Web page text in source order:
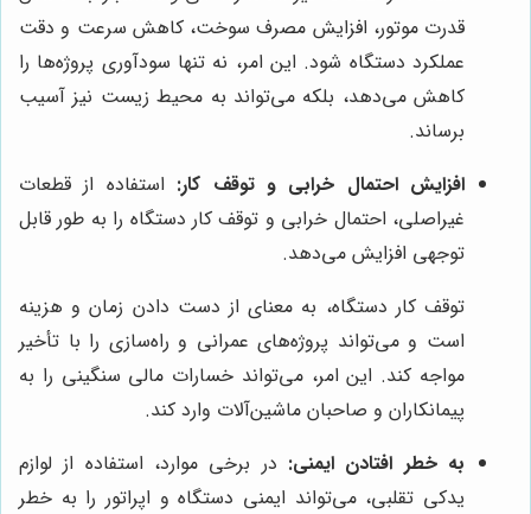
قدرت موتور، افزایش مصرف سوخت، کاهش سرعت و دقت
عملکرد دستگاه شود. این امر، نه تنها سودآوری پروژه‌ها را
کاهش می‌دهد، بلکه می‌تواند به محیط زیست نیز آسیب
برساند.
افزایش احتمال خرابی و توقف کار: استفاده از قطعات
غیراصلی، احتمال خرابی و توقف کار دستگاه را به طور قابل
توجهی افزایش می‌دهد.
توقف کار دستگاه، به معنای از دست دادن زمان و هزینه
است و می‌تواند پروژه‌های عمرانی و راه‌سازی را با تأخیر
مواجه کند. این امر، می‌تواند خسارات مالی سنگینی را به
پیمانکاران و صاحبان ماشین‌آلات وارد کند.
به خطر افتادن ایمنی: در برخی موارد، استفاده از لوازم
یدکی تقلبی، می‌تواند ایمنی دستگاه و اپراتور را به خطر